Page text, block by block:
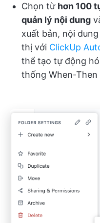
Chọn từ hơn 100
quản lý nội dung
xuất bản, nội
thị với ClickUp
thể tạo tự động
thống When-Then